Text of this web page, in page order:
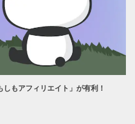
しもアフィリエイト」が有利！